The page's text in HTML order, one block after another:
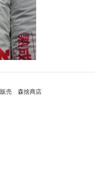
売 森捨商店